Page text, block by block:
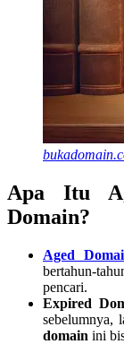
Apa Itu
Domain?
Aged
bertahun-
pencari.
Expired
sebelumnya,
domain ini